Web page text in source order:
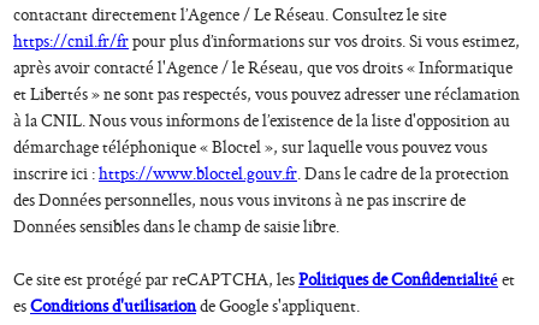
contactant directement l’Agence / Le Réseau. Consultez le site
https://cnil.fr/frpour plus d’informations sur vos droits. Si vous estimez,
après avoir contacté l'Agence / le Réseau, que vos droits « Informatique
et Libertés » ne sont pas respectés, vous pouvez adresser une réclamation
à la CNIL. Nous vous informons de l’existence de la liste d'opposition au
démarchage téléphonique « Bloctel », sur laquelle vous pouvez vous
inscrire ici :https://www.bloctel.gouv.fr. Dans le cadre de la protection
des Données personnelles, nous vous invitons à ne pas inscrire de
Données sensibles dans le champ de saisie libre.
Ce site est protégé par reCAPTCHA, lesPolitiques de Confidentialitéet
esConditions d'utilisationde Google s'appliquent.